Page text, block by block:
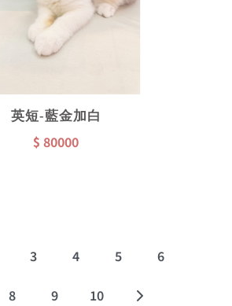
英短-藍金加白
$ 80000
3 4 5 6
8 9 10